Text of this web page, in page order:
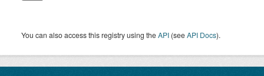
You can also access this registry using theAPI (seeAPI Docs).